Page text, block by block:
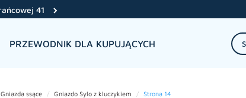
41
PRZEWODNIK DLA KUPUJĄCYCH
Gniazda ssące Gniazdo Sylo z kluczykiem Strona 14